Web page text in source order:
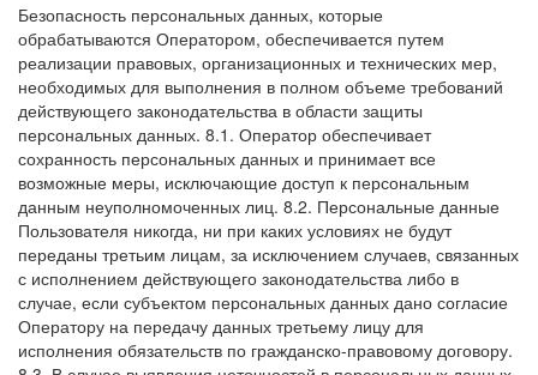
Безопасность персональных данных, которые
обрабатываются Оператором, обеспечивается путем
реализации правовых, организационных и технических мер,
необходимых для выполнения в полном объеме требований
действующего законодательства в области защиты
персональных данных. 8.1. Оператор обеспечивает
сохранность персональных данных и принимает все
возможные меры, исключающие доступ к персональным
данным неуполномоченных лиц. 8.2. Персональные данные
Пользователя никогда, ни при каких условиях не будут
переданы третьим лицам, за исключением случаев, связанных
с исполнением действующего законодательства либо в
случае, если субъектом персональных данных дано согласие
Оператору на передачу данных третьему лицу для
исполнения обязательств по гражданско-правовому договору.